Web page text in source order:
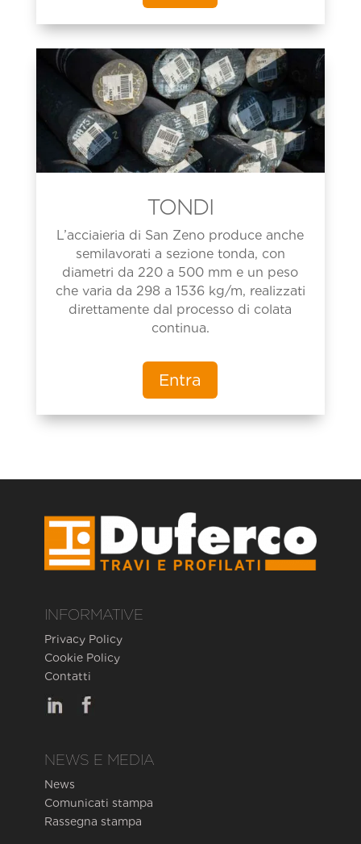
TONDI
L’acciaieria di San Zeno produce anche
semilavorati a sezione tonda, con
diametri da 220 a 500 mm e un peso
che varia da 298 a 1536 kg/m, realizzati
direttamente dal processo di colata
continua.
Entra
INFORMATIVE
Privacy Policy
Cookie Policy
Contatti
NEWS E MEDIA
News
Comunicati stampa
Rassegna stampa